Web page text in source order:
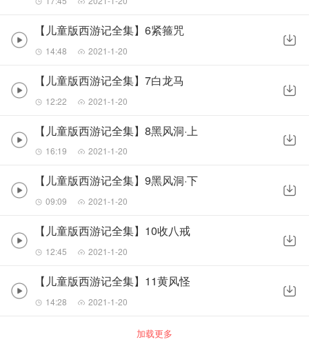
【儿童版西游记全集】6紧箍咒
14:48 2021-1-20
【儿童版西游记全集】7白龙马
12:22 2021-1-20
【儿童版西游记全集】8黑风洞·上
16:19 2021-1-20
【儿童版西游记全集】9黑风洞·下
09:09 2021-1-20
【儿童版西游记全集】10收八戒
12:45 2021-1-20
【儿童版西游记全集】11黄风怪
14:28 2021-1-20
加载更多